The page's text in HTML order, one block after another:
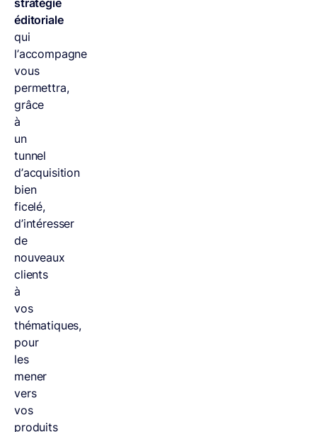
stratégie
éditoriale
qui
l’accompagne
vous
permettra,
grâce
à
un
tunnel
d’acquisition
bien
ficelé,
d’intéresser
de
nouveaux
clients
à
vos
thématiques,
pour
les
mener
vers
vos
produits